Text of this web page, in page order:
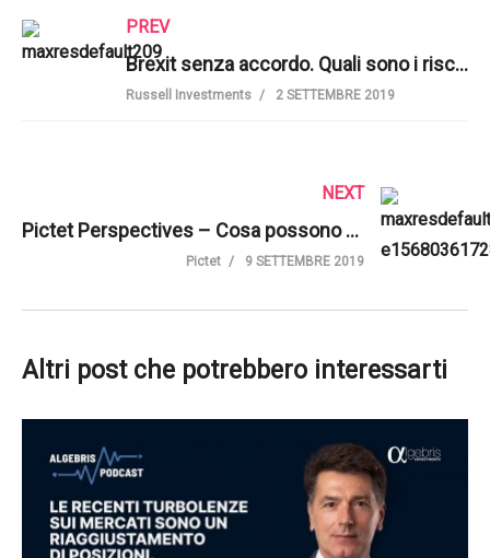
PREV
Brexit senza accordo. Quali sono i rischi? | Russell Investments
Russell Investments 2 SETTEMBRE 2019
NEXT
Pictet Perspectives – Cosa possono fare gli investitori in tempi di incertezza?
Pictet 9 SETTEMBRE 2019
Altri post che potrebbero interessarti